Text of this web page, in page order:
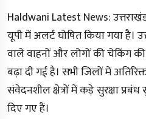
Haldwani Latest News:
यूपी में अलर्ट घोषित किया गया है।
वाले वाहनों और लोगों की चेकिंग की
बढ़ा दी गई है। सभी जिलों में
संवेदनशील क्षेत्रों में कड़े सुरक्षा
दिए गए हैं।